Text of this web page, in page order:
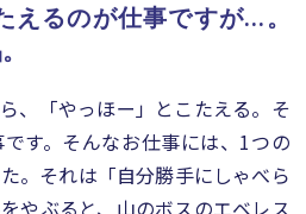
えるのが仕事ですが…。
、「やっほー」とこたえる。そ
す。そんなお仕事には、1つの
。それは「自分勝手にしゃべら
やぶると、山のボスのエベレス